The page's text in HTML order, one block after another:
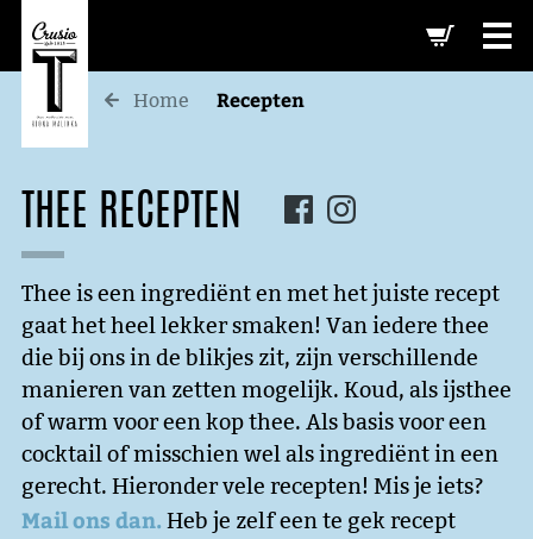
Home Recepten
THEE RECEPTEN
Thee is een ingrediënt en met het juiste recept
gaat het heel lekker smaken! Van iedere thee
die bij ons in de blikjes zit, zijn verschillende
manieren van zetten mogelijk. Koud, als ijsthee
of warm voor een kop thee. Als basis voor een
cocktail of misschien wel als ingrediënt in een
gerecht. Hieronder vele recepten! Mis je iets?
Mail ons dan. Heb je zelf een te gek recept